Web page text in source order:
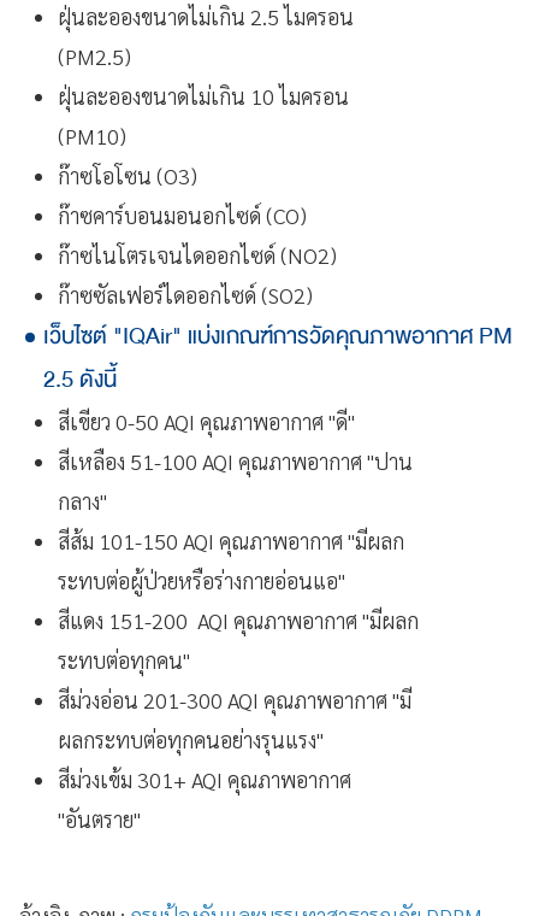
ฝุ่นละอองขนาดไม่เกิน 2.5 ไมครอน
(PM2.5)
ฝุ่นละอองขนาดไม่เกิน 10 ไมครอน
(PM10)
ก๊าซโอโซน (O3)
ก๊าซคาร์บอนมอนอกไซด์ (CO)
ก๊าซไนโตรเจนไดออกไซด์ (NO2)
ก๊าซซัลเฟอร์ไดออกไซด์ (SO2)
เว็บไซต์ "IQAir" แบ่งเกณฑ์การวัดคุณภาพอากาศ PM
2.5 ดังนี้
สีเขียว 0-50 AQI คุณภาพอากาศ "ดี"
สีเหลือง 51-100 AQI คุณภาพอากาศ "ปาน
กลาง"
สีส้ม 101-150 AQI คุณภาพอากาศ "มีผลก
ระทบต่อผู้ป่วยหรือร่างกายอ่อนแอ"
สีแดง 151-200 AQI คุณภาพอากาศ "มีผลก
ระทบต่อทุกคน"
สีม่วงอ่อน 201-300 AQI คุณภาพอากาศ "มี
ผลกระทบต่อทุกคนอย่างรุนแรง"
สีม่วงเข้ม 301+ AQI คุณภาพอากาศ
"อันตราย"